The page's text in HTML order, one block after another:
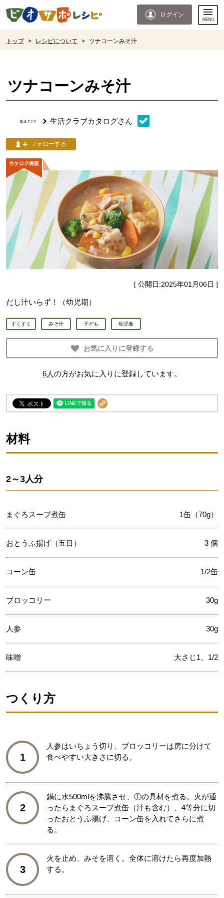
ページの先頭です。
ログイン
トップ > レシピについて > ツナコーンみそ汁
ツナコーンみそ汁
生活クラブカタログさん
フォローする
[ 公開日:2025年01月06日 ]
だし汁いらず！（幼児期）
すくすく みそ汁 子ども 幼児食
お気に入りに登録する
6人の方がお気に入りに登録しています。
材料
2～3人分
まぐろスープ煮缶 1缶（70g）
おとうふ揚げ（五目） 3 個
コーン缶 1/2缶
ブロッコリー 30g
人参 30g
味噌 大さじ1、1/2
つくり方
1
人参はいちょう切り、ブロッコリーは房に分けて
食べやすい大きさに切る。
2
鍋に水500mlを沸騰させ、①の具材を煮る。火が通
ったらまぐろスープ煮缶（汁も含む）、4等分に切
ったおとうふ揚げ、コーン缶を入れてさらに煮
る。
3
火を止め、みそを溶く。全体に溶けたら再度加熱
する。